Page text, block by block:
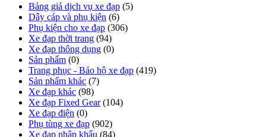
Bảng giá dịch vụ xe đạp (5)
Dây cáp và phụ kiện (6)
Phụ kiện cho xe đạp (306)
Xe đạp thời trang (94)
Xe đạp thông dụng (0)
Sản phẩm (0)
Trang phục - Bảo hộ xe đạp (419)
Sản phẩm khác (7)
Xe đạp khác (98)
Xe đạp Fixed Gear (104)
Xe đạp điện (0)
Phụ tùng xe đạp (902)
Xe đạp nhập khẩu (84)